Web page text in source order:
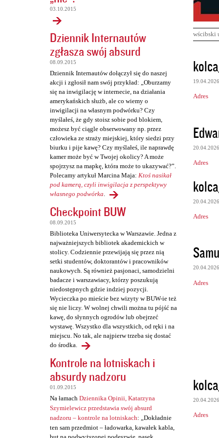
03.10.2015
Dziennik Internautów
zgłasza swój absurd
08.09.2015
Dziennik Internautów dołączył się do naszej
akcji i zgłosił nam swój przykład: „Oburzamy
się na inwigilację w internecie, na działania
amerykańskich służb, ale co wiemy o
inwigilacji na własnym podwórku? Czy
myślałeś, że gdy stoisz sobie pod blokiem,
możesz być ciągle obserwowany np. przez
człowieka ze straży miejskiej, który siedzi przy
biurku i pije kawę? Czy myślałeś, ile naprawdę
kamer może być w Twojej okolicy? A może
spojrzysz na mapkę, która może to ukazywać?”.
Polecamy artykuł Marcina Maja: Ktoś nasikał
pod kamerą, czyli inwigilacja z perspektywy
własnego podwórka.
Checkpoint BUW
08.09.2015
Biblioteka Uniwersytecka w Warszawie. Jedna z
najważniejszych bibliotek akademickich w
stolicy. Codziennie przewijają się przez nią
setki studentów, doktorantów i pracowników
naukowych. Są również pasjonaci, samodzielni
badacze i warszawiacy, którzy poszukują
niedostępnych gdzie indziej pozycji.
Wycieczka po mieście bez wizyty w BUW-ie też
się nie liczy. W wolnej chwili można tu pójść na
kawę, do słynnych ogrodów lub obejrzeć
wystawę. Wszystko dla wszystkich, od ręki i na
miejscu. No tak, ale najpierw trzeba się dostać
do środka.
Kontrole na lotniskach i
absurdy nadzoru
01.09.2015
Na łamach Dziennika Opinii, Katarzyna
Szymielewicz przedstawia swój absurd
nadzoru – kontrole na lotniskach: „Dokładnie
ten sam przedmiot – ładowarka, kawałek kabla,
wścibski
K
o
m
e
t
a
r
e
19.04.2026
Adres
20.04.2026
Adres
20.04.2026
Adres
20.04.2026
Adres
20.04.2026
Adres